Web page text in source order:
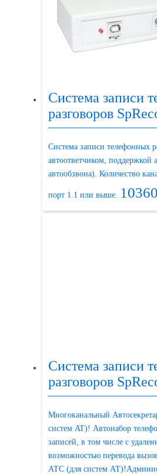
Система записи
разговоров
Система записи телефонных
автоответчиком, поддержкой
автообзвона). Количество
порт 1.1 или выше. 10360
Система записи
разговоров
Многоканальный
систем AT)! Автонабор
записей, в том числе с
возможностью перевода
АТС (для систем